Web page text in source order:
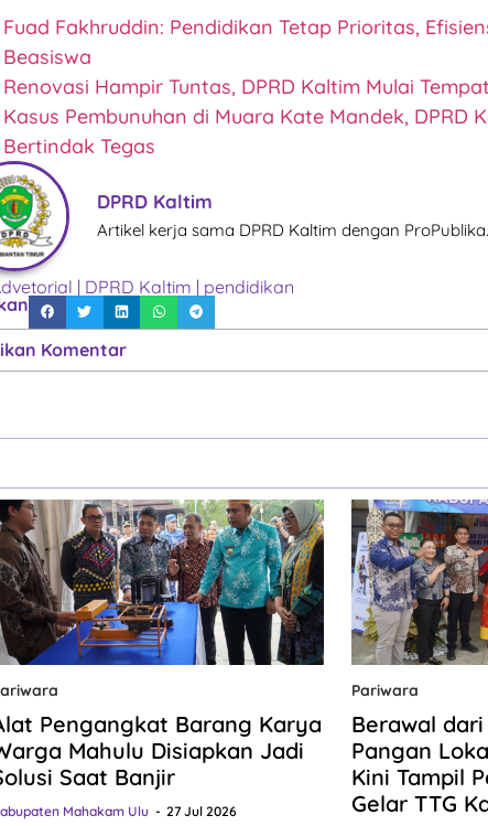
Fuad Fakhruddin: Pendidikan Tetap Prioritas,
Beasiswa
Renovasi Hampir Tuntas, DPRD Kaltim Mulai
Kasus Pembunuhan di Muara Kate Mandek, DPRD
Bertindak Tegas
DPRD Kaltim
Artikel kerja sama DPRD Kaltim dengan
| DPRD Kaltim | pendidikan
Komentar
Pengangkat Barang Karya
Mahulu Disiapkan Jadi
Saat Banjir
Mahakam Ulu 27 Jul 2026
Pariwara
Berawal
Pangan
Kini Tampil
Gelar TTG